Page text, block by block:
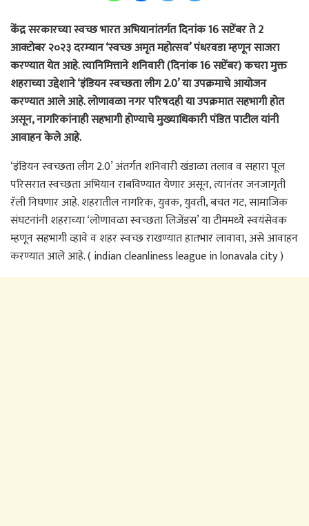
केंद्र सरकारच्या स्वच्छ भारत अभियानांतर्गत दिनांक 16 सप्टेंबर ते 2
आक्टोबर २०२३ दरम्यान ‘स्वच्छ अमृत महोत्सव’ पंधरवडा म्हणून साजरा
करण्यात येत आहे. त्यानिमित्ताने शनिवारी (दिनांक 16 सप्टेंबर) कचरा मुक्त
शहराच्या उद्देशाने ‘इंडियन स्वच्छता लीग 2.0’ या उपक्रमाचे आयोजन
करण्यात आले आहे. लोणावळा नगर परिषदही या उपक्रमात सहभागी होत
असून, नागरिकांनाही सहभागी होण्याचे मुख्याधिकारी पंडित पाटील यांनी
आवाहन केले आहे.
‘इंडियन स्वच्छता लीग 2.0’ अंतर्गत शनिवारी खंडाळा तलाव व सहारा पूल
परिसरात स्वच्छता अभियान राबविण्यात येणार असून, त्यानंतर जनजागृती
रॅली निघणार आहे. शहरातील नागरिक, युवक, युवती, बचत गट, सामाजिक
संघटनांनी शहराच्या ‘लोणावळा स्वच्छता लिजेंडस’ या टीममध्ये स्वयंसेवक
म्हणून सहभागी व्हावे व शहर स्वच्छ राखण्यात हातभार लावावा, असे आवाहन
करण्यात आले आहे. ( indian cleanliness league in lonavala city )